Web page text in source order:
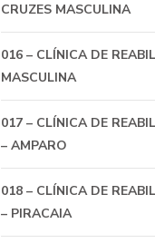
CRUZES MASCULINA
016 – CLÍNICA DE
MASCULINA
017 – CLÍNICA DE
– AMPARO
018 – CLÍNICA DE
– PIRACAIA